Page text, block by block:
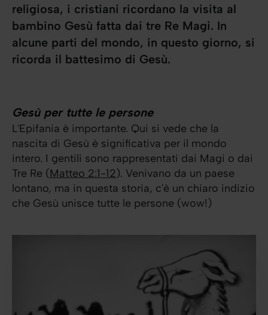
religiosa, i cristiani ricordano la visita al
bambino Gesù fatta dai tre Re Magi. In
alcune parti del mondo, in questo giorno, si
ricorda il battesimo di Gesù.
Gesù per tutte le persone
L'Epifania è importante. Qui si vede che la
nascita di Gesù è significativa per il mondo
intero. I gentili sono rappresentati dai Magi o dai
Tre Re (Matteo 2:1-12). Venivano da un paese
lontano, ma in questa storia, c'è un chiaro indizio
che Gesù unisce tutte le persone (wow!)